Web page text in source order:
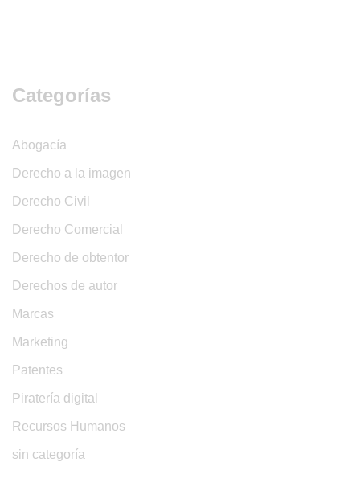
Categorías
Abogacía
Derecho a la imagen
Derecho Civil
Derecho Comercial
Derecho de obtentor
Derechos de autor
Marcas
Marketing
Patentes
Piratería digital
Recursos Humanos
sin categoría